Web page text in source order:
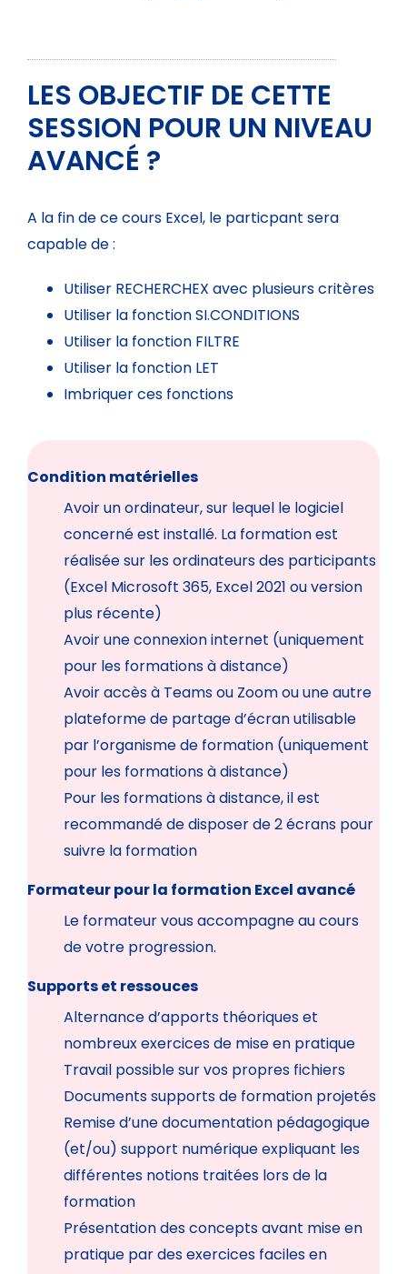
LES OBJECTIF DE CETTE
SESSION POUR UN NIVEAU
AVANCÉ ?
A la fin de ce cours Excel, le particpant sera
capable de :
Utiliser RECHERCHEX avec plusieurs critères
Utiliser la fonction SI.CONDITIONS
Utiliser la fonction FILTRE
Utiliser la fonction LET
Imbriquer ces fonctions
Condition matérielles
Avoir un ordinateur, sur lequel le logiciel
concerné est installé. La formation est
réalisée sur les ordinateurs des participants
(Excel Microsoft 365, Excel 2021 ou version
plus récente)
Avoir une connexion internet (uniquement
pour les formations à distance)
Avoir accès à Teams ou Zoom ou une autre
plateforme de partage d’écran utilisable
par l’organisme de formation (uniquement
pour les formations à distance)
Pour les formations à distance, il est
recommandé de disposer de 2 écrans pour
suivre la formation
Formateur pour la formation Excel avancé
Le formateur vous accompagne au cours
de votre progression.
Supports et ressouces
Alternance d’apports théoriques et
nombreux exercices de mise en pratique
Travail possible sur vos propres fichiers
Documents supports de formation projetés
Remise d’une documentation pédagogique
(et/ou) support numérique expliquant les
différentes notions traitées lors de la
formation
Présentation des concepts avant mise en
pratique par des exercices faciles en